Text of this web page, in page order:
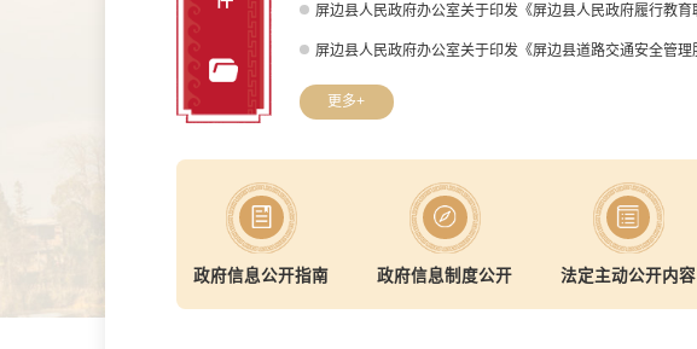
更多+
政府信息公开指南 政府信息制度公开 法定主动公开内容